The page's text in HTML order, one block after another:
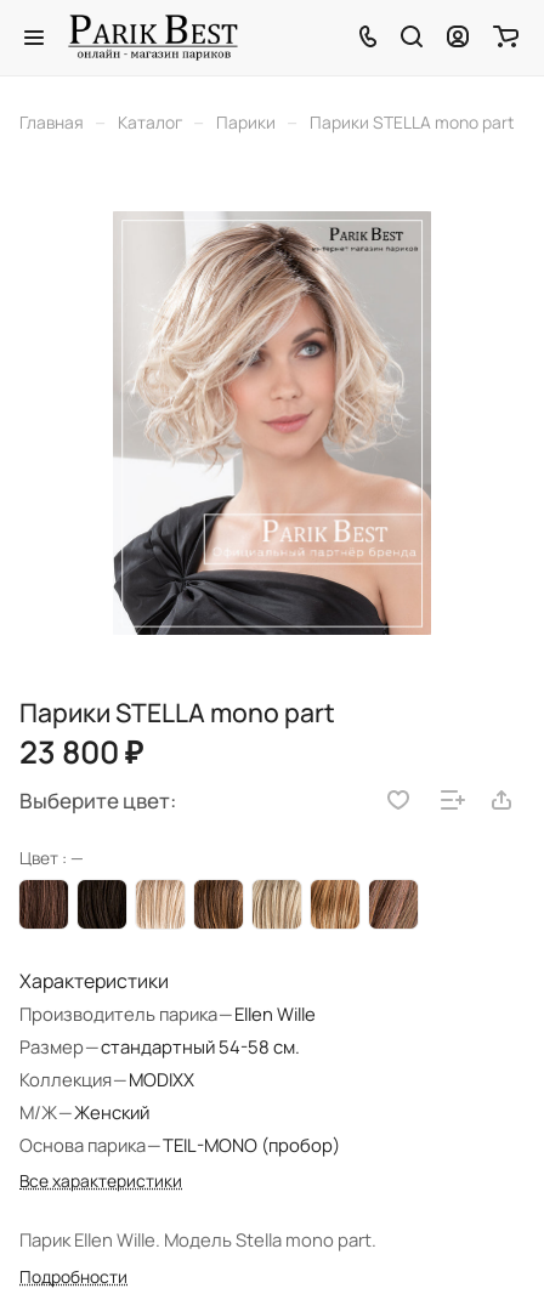
Главная – Каталог – Парики – Парики STELLA mono part
Парики STELLA mono part
23 800 ₽
Выберите цвет:
Цвет : —
Характеристики
Производитель парика—Ellen Wille
Размер—стандартный 54-58 см.
Коллекция—MODIXX
М/Ж—Женский
Основа парика—TEIL-MONO (пробор)
Все характеристики
Парик Ellen Wille. Модель Stella mono part.
Подробности